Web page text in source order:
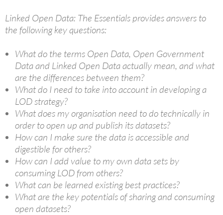
Linked Open Data: The Essentials provides answers to
the following key questions:
What do the terms Open Data, Open Government
Data and Linked Open Data actually mean, and what
are the differences between them?
What do I need to take into account in developing a
LOD strategy?
What does my organisation need to do technically in
order to open up and publish its datasets?
How can I make sure the data is accessible and
digestible for others?
How can I add value to my own data sets by
consuming LOD from others?
What can be learned existing best practices?
What are the key potentials of sharing and consuming
open datasets?